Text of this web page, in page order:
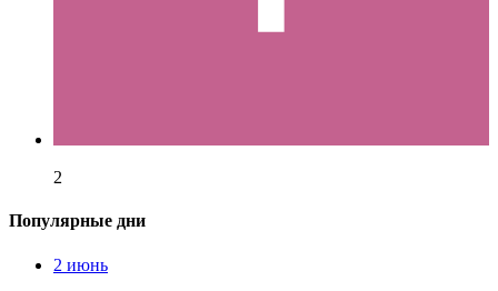
2
Популярные дни
2 июнь